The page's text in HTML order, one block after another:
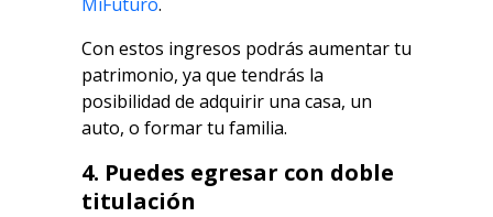
Con estos ingresos podrás aumentar tu
patrimonio, ya que tendrás la
posibilidad de adquirir una casa, un
auto, o formar tu familia.
4. Puedes egresar con doble
titulación